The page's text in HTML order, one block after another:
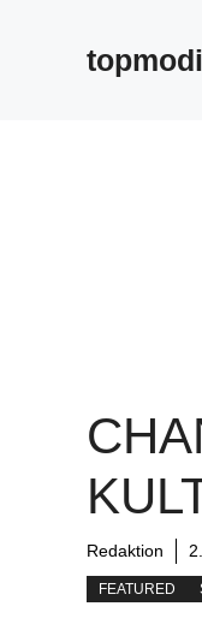
Redaktion
FEATURED